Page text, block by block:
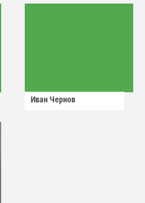
Иван Чернов